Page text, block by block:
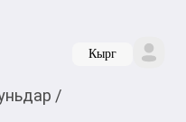
Кырг
/